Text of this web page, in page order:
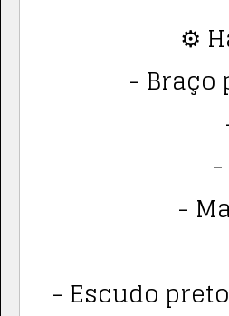
⚙️
-
-
- Escudo